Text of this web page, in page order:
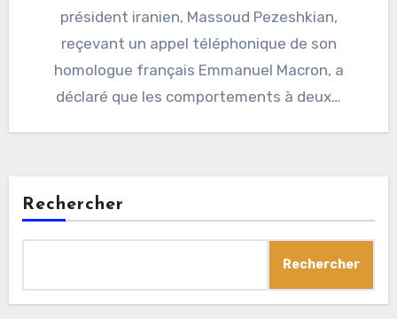
président iranien, Massoud Pezeshkian,
reçevant un appel téléphonique de son
homologue français Emmanuel Macron, a
déclaré que les comportements à deux…
Rechercher
Rechercher